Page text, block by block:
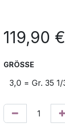
119,90 €
GRÖSSE